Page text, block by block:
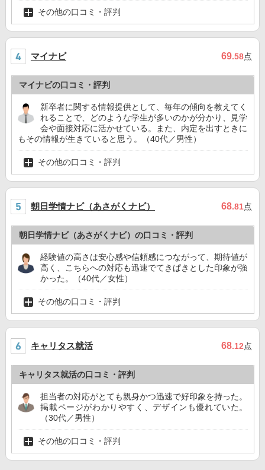
その他の口コミ・評判
マイナビ 69.58点
マイナビの口コミ・評判
新卒者に関する情報提供として、毎年の傾向を教えてく
れることで、どのような学生が多いのかが分かり、見学
会や面接対応に活かせている。また、内定を出すときに
もその情報が生きていると思う。（40代／男性）
その他の口コミ・評判
朝日学情ナビ（あさがくナビ） 68.81点
朝日学情ナビ（あさがくナビ）の口コミ・評判
経験値の高さは安心感や信頼感につながって、期待値が
高く、こちらへの対応も迅速でてきぱきとした印象が強
かった。（40代／女性）
その他の口コミ・評判
キャリタス就活 68.12点
キャリタス就活の口コミ・評判
担当者の対応がとても親身かつ迅速で好印象を持った。
掲載ページがわかりやすく、デザインも優れていた。
（30代／男性）
その他の口コミ・評判